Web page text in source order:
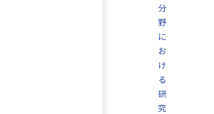
分
野
に
お
け
る
研
究